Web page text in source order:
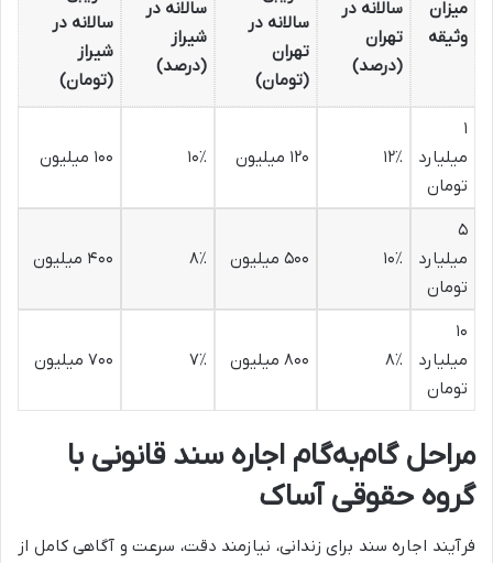
میزان
وثیقه
سالانه در
تهران
(درصد)
سالانه در
تهران
(تومان)
سالانه در
شیراز
(درصد)
سالانه در
شیراز
(تومان)
۱
میلیارد
تومان
۱۲٪ ۱۲۰ میلیون ۱۰٪ ۱۰۰ میلیون
۵
میلیارد
تومان
۱۰٪ ۵۰۰ میلیون ۸٪ ۴۰۰ میلیون
۱۰
میلیارد
تومان
۸٪ ۸۰۰ میلیون ۷٪ ۷۰۰ میلیون
مراحل گام‌به‌گام اجاره سند قانونی با
گروه حقوقی آساک
فرآیند اجاره سند برای زندانی، نیازمند دقت، سرعت و آگاهی کامل از